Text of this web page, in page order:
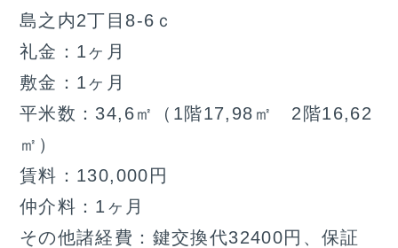
島之内2丁目8-6ｃ
礼金：1ヶ月
敷金：1ヶ月
平米数：34,6㎡（1階17,98㎡ 2階16,62
㎡）
賃料：130,000円
仲介料：1ヶ月
その他諸経費：鍵交換代32400円、保証